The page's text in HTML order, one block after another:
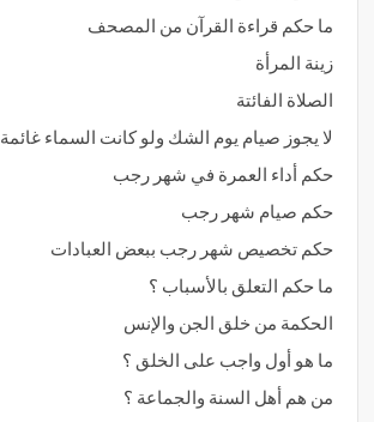
ما حكم قراءة القرآن من المصحف
زينة المرأة
الصلاة الفائتة
لا يجوز صيام يوم الشك ولو كانت السماء غائمة
حكم أداء العمرة في شهر رجب
حكم صيام شهر رجب
حكم تخصيص شهر رجب ببعض العبادات
ما حكم التعلق بالأسباب ؟
الحكمة من خلق الجن والإنس
ما هو أول واجب على الخلق ؟
من هم أهل السنة والجماعة ؟